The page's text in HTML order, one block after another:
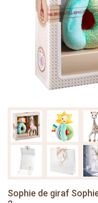
Sophie de giraf